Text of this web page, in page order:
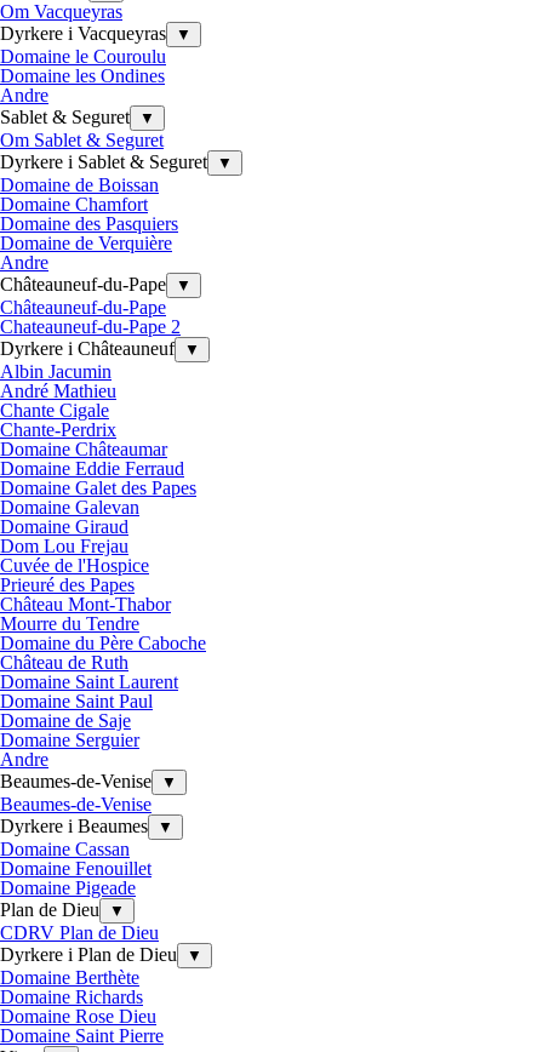
Om Vacqueyras
Dyrkere i Vacqueyras
▼
Domaine le Couroulu
Domaine les Ondines
Andre
Sablet & Seguret
▼
Om Sablet & Seguret
Dyrkere i Sablet & Seguret
▼
Domaine de Boissan
Domaine Chamfort
Domaine des Pasquiers
Domaine de Verquière
Andre
Châteauneuf-du-Pape
▼
Châteauneuf-du-Pape
Chateauneuf-du-Pape 2
Dyrkere i Châteauneuf
▼
Albin Jacumin
André Mathieu
Chante Cigale
Chante-Perdrix
Domaine Châteaumar
Domaine Eddie Ferraud
Domaine Galet des Papes
Domaine Galevan
Domaine Giraud
Dom Lou Frejau
Cuvée de l'Hospice
Prieuré des Papes
Château Mont-Thabor
Mourre du Tendre
Domaine du Père Caboche
Château de Ruth
Domaine Saint Laurent
Domaine Saint Paul
Domaine de Saje
Domaine Serguier
Andre
Beaumes-de-Venise
▼
Beaumes-de-Venise
Dyrkere i Beaumes
▼
Domaine Cassan
Domaine Fenouillet
Domaine Pigeade
Plan de Dieu
▼
CDRV Plan de Dieu
Dyrkere i Plan de Dieu
▼
Domaine Berthète
Domaine Richards
Domaine Rose Dieu
Domaine Saint Pierre